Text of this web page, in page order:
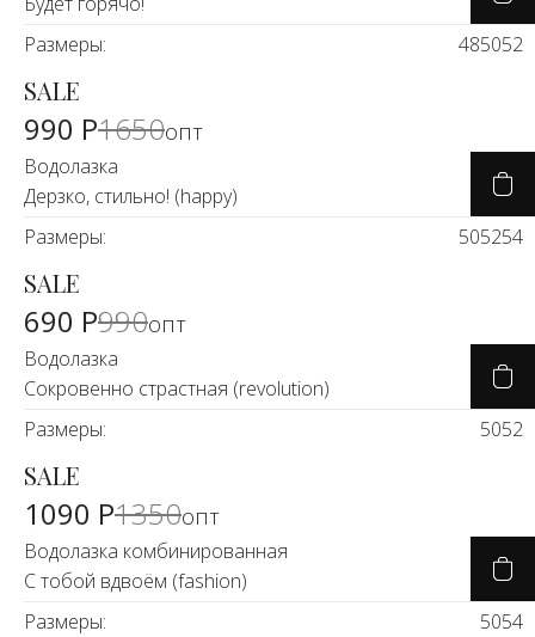
Размеры:
485052
-39%
SALE
990 Р1650опт
Водолазка
Дерзко, стильно! (happy)
Размеры:
505254
-27%
SALE
690 Р990опт
Водолазка
Сокровенно страстная (revolution)
Размеры:
5052
-17%
SALE
1090 Р1350опт
Водолазка комбинированная
С тобой вдвоём (fashion)
Размеры:
5054